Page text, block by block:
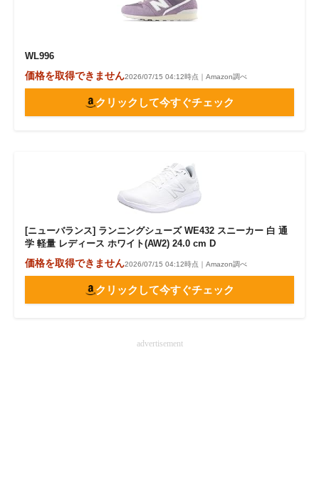
WL996
価格を取得できません2026/07/15 04:12時点｜Amazon調べ
クリックして今すぐチェック
[ニューバランス] ランニングシューズ WE432 スニーカー 白 通
学 軽量 レディース ホワイト(AW2) 24.0 cm D
価格を取得できません2026/07/15 04:12時点｜Amazon調べ
クリックして今すぐチェック
advertisement